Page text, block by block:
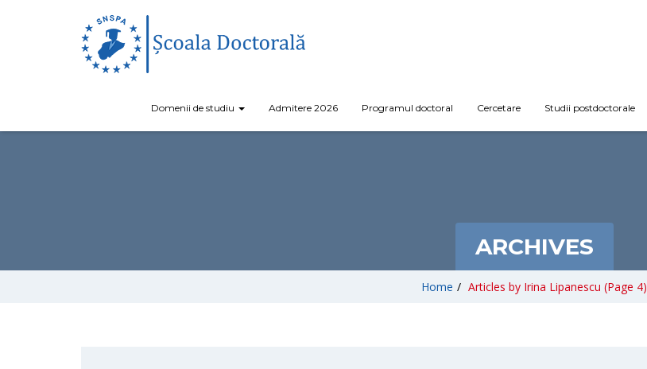
Domenii de studiu Admitere 2026 Programul doctoral Cercetare Studii postdoctorale
ARCHIVES
Home / Articles by Irina Lipanescu (Page 4)